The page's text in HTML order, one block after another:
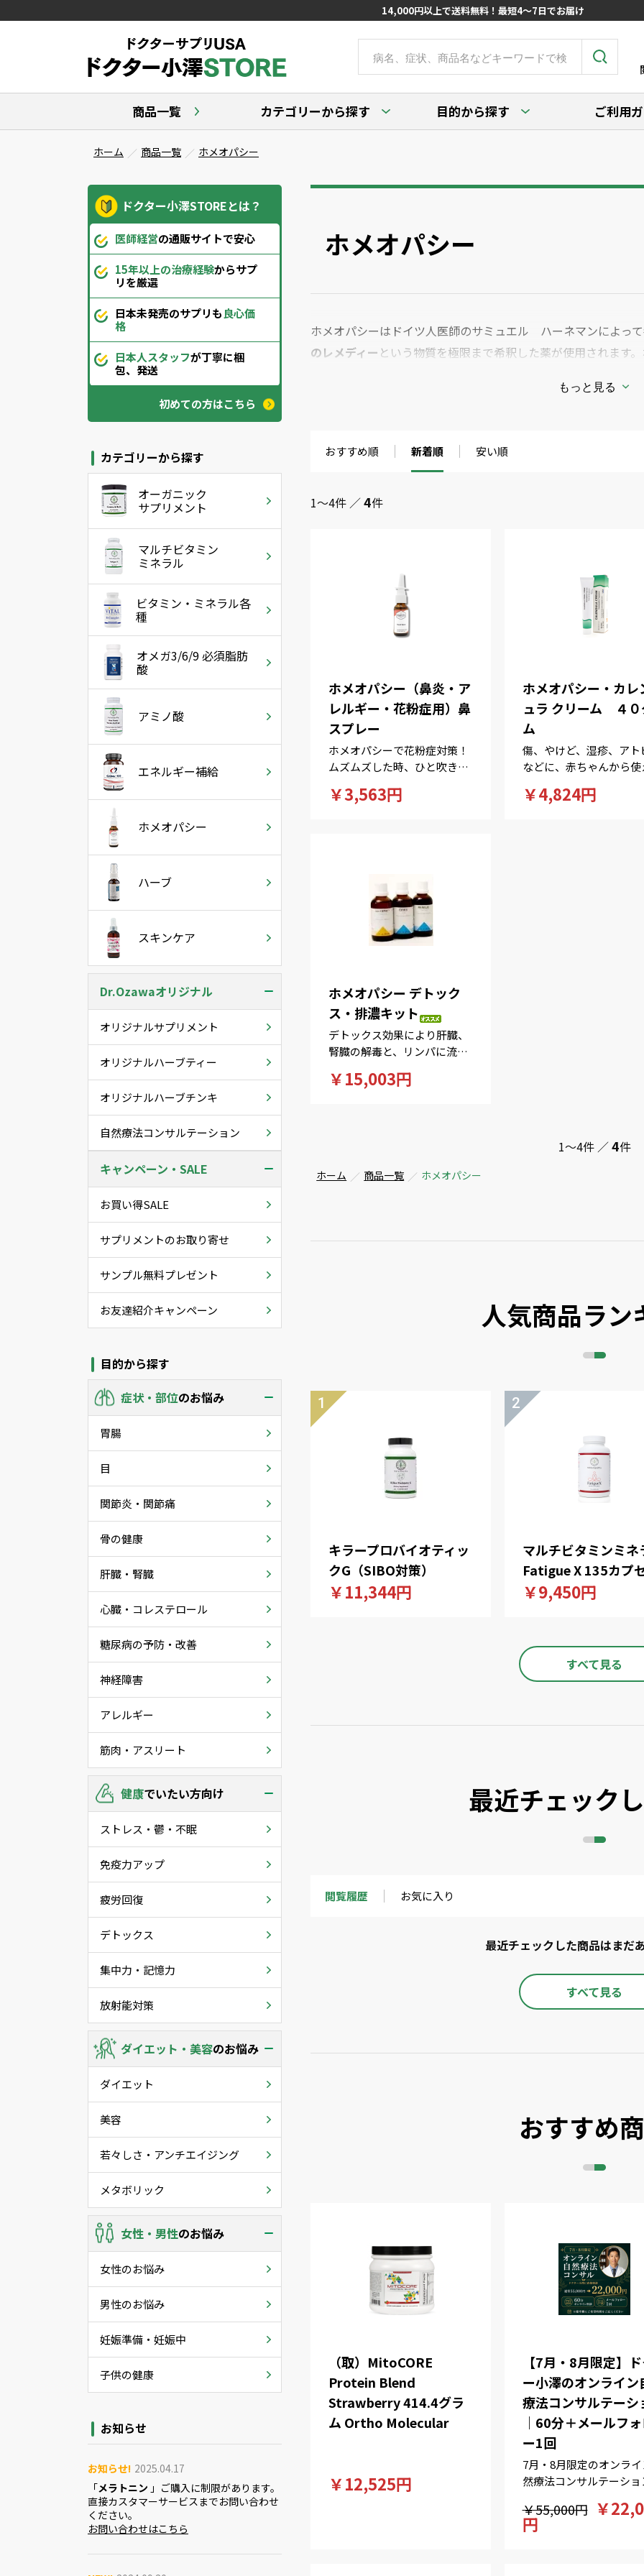
14,000円以上で送料無料！最短4～7日でお届け
商品一覧 カテゴリーから探す 目的から探す ご利用
ホーム 商品一覧 ホメオパシー
ドクター小澤STOREとは？
医師経営の通販サイトで安心
15年以上の治療経験からサプ
リを厳選
日本未発売のサプリも 良心価
格
日本人スタッフが丁寧に梱
包、発送
初めての方はこちら
カテゴリーから探す
オーガニック
サプリメント
マルチビタミン
ミネラル
ビタミン・ミネラル各
種
オメガ3/6/9 必須脂肪
酸
アミノ酸
エネルギー補給
ホメオパシー
ハーブ
スキンケア
Dr.Ozawaオリジナル
オリジナルサプリメント
オリジナルハーブティー
オリジナルハーブチンキ
自然療法コンサルテーション
キャンペーン・SALE
お買い得SALE
サプリメントのお取り寄せ
サンプル無料プレゼント
お友達紹介キャンペーン
目的から探す
症状・部位のお悩み
胃腸
目
関節炎・関節痛
骨の健康
肝臓・腎臓
心臓・コレステロール
糖尿病の予防・改善
神経障害
アレルギー
筋肉・アスリート
健康でいたい方向け
ストレス・鬱・不眠
免疫力アップ
疲労回復
デトックス
集中力・記憶力
放射能対策
ダイエット・美容のお悩み
ダイエット
美容
若々しさ・アンチエイジング
メタボリック
女性・男性のお悩み
女性のお悩み
男性のお悩み
妊娠準備・妊娠中
子供の健康
お知らせ
お知らせ! 2025.04.17
「メラトニン 」ご購入に制限があります。
直接カスタマーサービスまでお問い合わせ
ください。
お問い合わせはこちら
ホメオパシー
ホメオパシーはドイツ人医師のサミュエル ハーネマンによっ
のレメディー という物質を極限まで希釈した薬が使用されます
ホメオパシーのレメディー は生化学的
もっと見る
おすすめ順 新着順 安い順
1～4件 ／4件
ホメオパシー（鼻炎・ア
レルギー・花粉症用）鼻
スプレー
ホメオパシーで花粉症対策！
ムズムズした時、ひと吹きで
￥3,563円
ホメオパシー・カレ
ュラ クリーム ４０
ム
傷、やけど、湿疹、アト
などに、赤ちゃんから使
￥4,824円
ホメオパシー デトック
ス・排濃キット
デトックス効果により肝臓、
腎臓の解毒と、リンパに流れ
免疫能力を促進します。
￥15,003円
1～4件 ／4件
ホーム 商品一覧 ホメオパシー
人気商品ラン
キラープロバイオティッ
クG（SIBO対策）
￥11,344円
マルチビタミンミネ
Fatigue X 135カプ
￥9,450円
すべて見る
最近チェック
閲覧履歴 お気に入り
最近チェックした商品はまだ
すべて見る
おすすめ
（取）MitoCORE
Protein Blend
Strawberry 414.4グラ
ム Ortho Molecular
￥12,525円
【7月・8月限定】
ー小澤のオンライン
療法コンサルテーシ
｜60分＋メールフ
ー1回
7月・8月限定のオンラ
然療法コンサルテーショ
はなく、臨床経験にもと
た個別のアドバイスが欲
￥55,000円 ￥
円